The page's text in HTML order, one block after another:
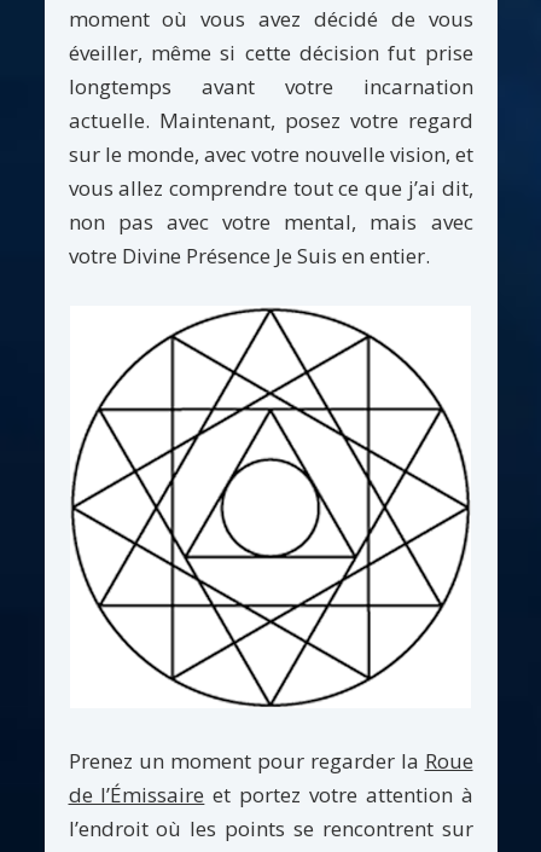
moment où vous avez décidé de vous
éveiller, même si cette décision fut prise
longtemps avant votre incarnation
actuelle. Maintenant, posez votre regard
sur le monde, avec votre nouvelle vision, et
vous allez comprendre tout ce que j’ai dit,
non pas avec votre mental, mais avec
votre Divine Présence Je Suis en entier.
Prenez un moment pour regarder la Roue
de l’Émissaire et portez votre attention à
l’endroit où les points se rencontrent sur